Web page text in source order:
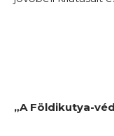
„A Földikutya-